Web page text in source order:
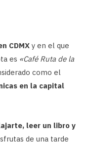
CDMX y en el que
es «Café Ruta de la
como el
en la capital
leer un libro y
de una tarde